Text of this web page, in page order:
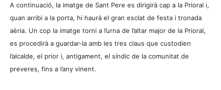
A continuació, la imatge de Sant Pere es dirigirà cap a la Prioral i,
quan arribi a la porta, hi haurà el gran esclat de festa i tronada
aèria. Un cop la imatge torni a l’urna de l’altar major de la Prioral,
es procedirà a guardar-la amb les tres claus que custodien
l’alcalde, el prior i, antigament, el síndic de la comunitat de
preveres, fins a l’any vinent.